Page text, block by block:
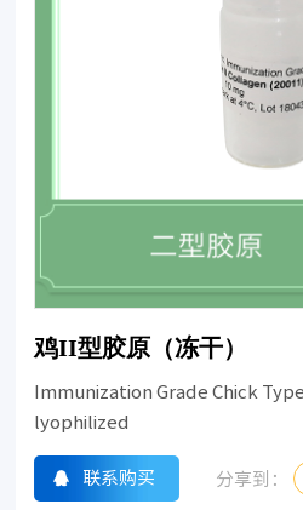
鸡II型胶原（冻干）
Immunization Grade Chick
lyophilized
联系购买 分享到：